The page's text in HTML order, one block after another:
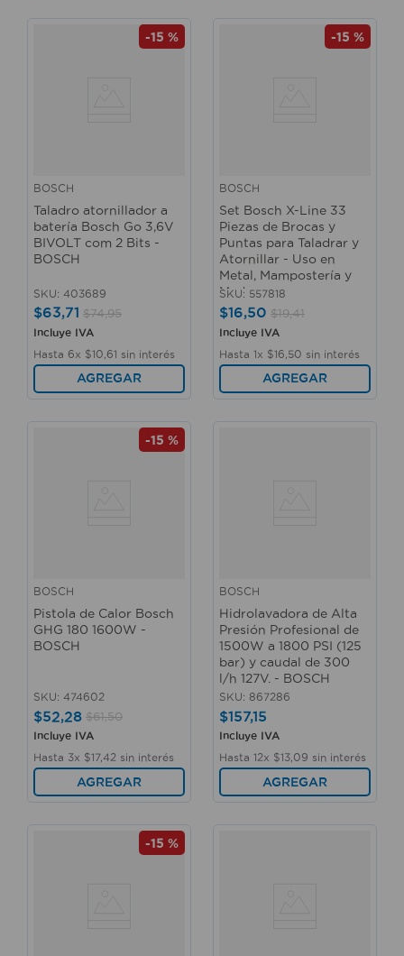
-15 %
BOSCH
Taladro atornillador a
batería Bosch Go 3,6V
BIVOLT com 2 Bits -
BOSCH
SKU: 403689
$63,71 $74,95
Incluye IVA
Hasta 6x $10 61 sin interés
AGREGAR
-15 %
BOSCH
Set Bosch X-Line 33
Piezas de Brocas y
Puntas para Taladrar y
Atornillar - Uso en
Metal, Mampostería y
Madera
SKU: 557818
$16,50 $19,41
Incluye IVA
Hasta 1x $16 50 sin interés
AGREGAR
-15 %
BOSCH
Pistola de Calor Bosch
GHG 180 1600W -
BOSCH
SKU: 474602
$52,28 $61,50
Incluye IVA
Hasta 3x $17,42 sin interés
AGREGAR
BOSCH
Hidrolavadora de Alta
Presión Profesional de
1500W a 1800 PSI (125
bar) y caudal de 300
l/h 127V. - BOSCH
SKU: 867286
$157,15
Incluye IVA
Hasta 12x $13 09 sin interés
AGREGAR
-15 %